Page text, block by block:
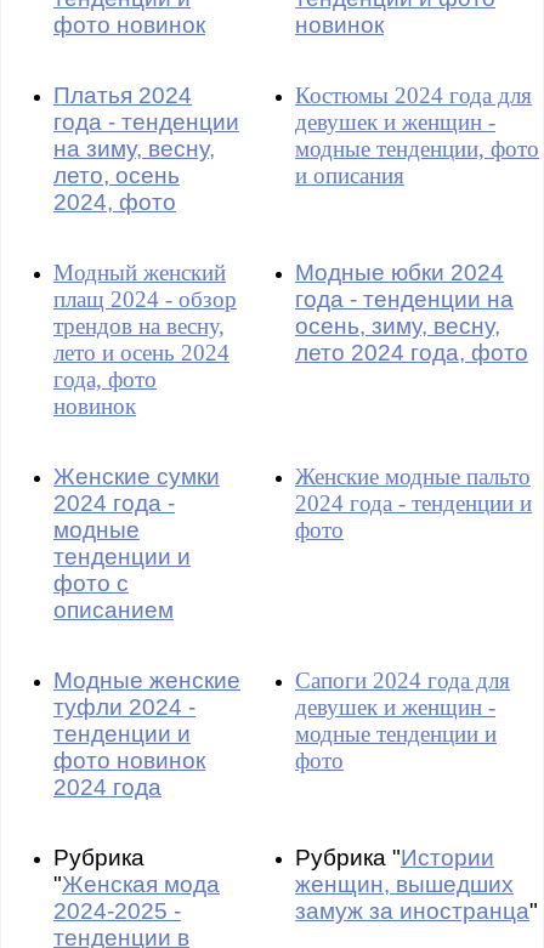
фото новинок
новинок
Платья 2024
года - тенденции
на зиму, весну,
лето, осень
2024, фото
Костюмы 2024 года для
девушек и женщин -
модные тенденции, фото
и описания
Модный женский
плащ 2024 - обзор
трендов на весну,
лето и осень 2024
года, фото
новинок
Модные юбки 2024
года - тенденции на
осень, зиму, весну,
лето 2024 года, фото
Женские сумки
2024 года -
модные
тенденции и
фото с
описанием
Женские модные пальто
2024 года - тенденции и
фото
Модные женские
туфли 2024 -
тенденции и
фото новинок
2024 года
Сапоги 2024 года для
девушек и женщин -
модные тенденции и
фото
Рубрика
"Женская мода
2024-2025 -
тенденции в
Рубрика "Истории
женщин, вышедших
замуж за иностранца"